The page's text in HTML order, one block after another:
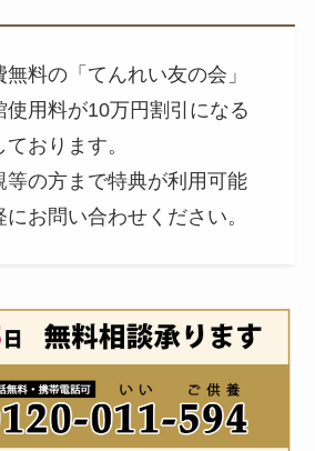
料の「てんれい友の会」
使用料が10万円割引になる
おります。
等の方まで特典が利用可能
お問い合わせください。